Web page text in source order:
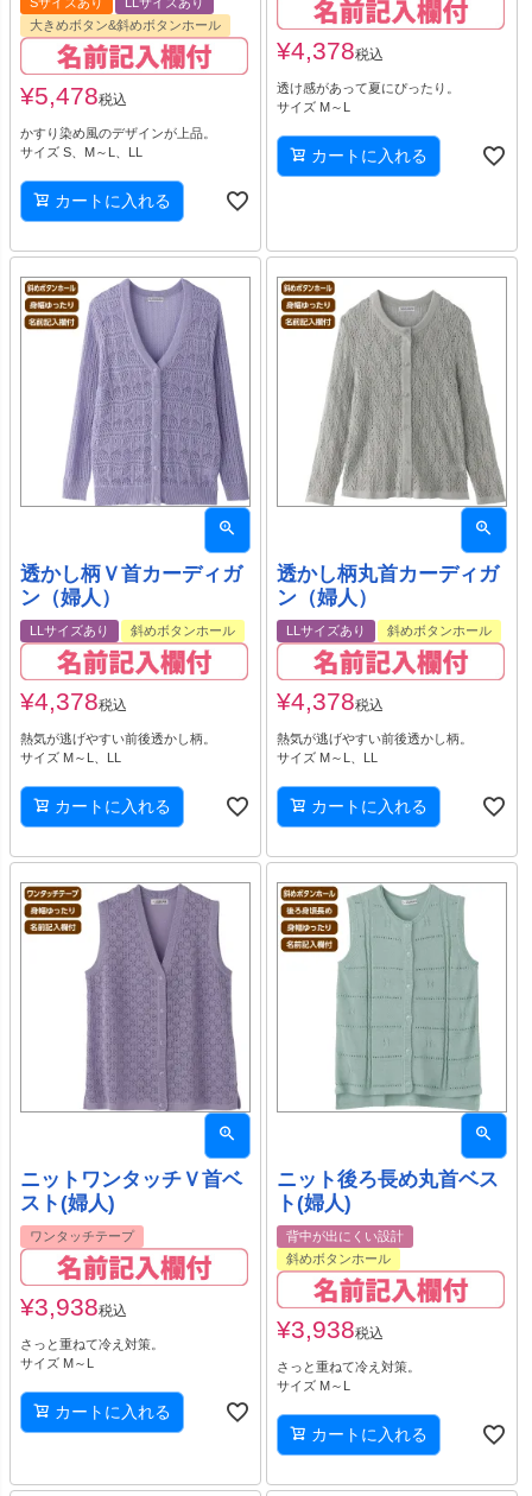
大きめボタン&斜めボタンホール
¥5,478税込
かすり染め風のデザインが上品。
サイズ S、M～L、LL
カートに入れる
¥4,378税込
透け感があって夏にぴったり。
サイズ M～L
カートに入れる
透かし柄Ｖ首カーディガ
ン（婦人）
LLサイズあり 斜めボタンホール
¥4,378税込
熱気が逃げやすい前後透かし柄。
サイズ M～L、LL
カートに入れる
透かし柄丸首カーディガ
ン（婦人）
LLサイズあり 斜めボタンホール
¥4,378税込
熱気が逃げやすい前後透かし柄。
サイズ M～L、LL
カートに入れる
ニットワンタッチＶ首ベ
スト(婦人)
ワンタッチテープ
¥3,938税込
さっと重ねて冷え対策。
サイズ M～L
カートに入れる
ニット後ろ長め丸首ベス
ト(婦人)
背中が出にくい設計
斜めボタンホール
¥3,938税込
さっと重ねて冷え対策。
サイズ M～L
カートに入れる